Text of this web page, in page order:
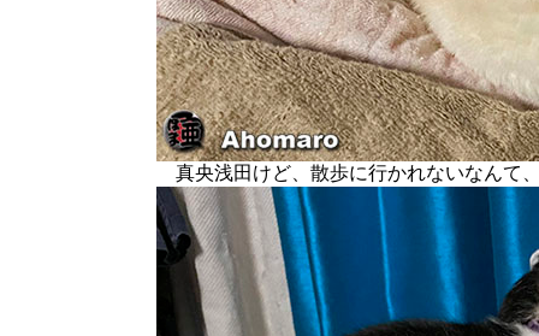
真央浅田けど、散歩に行かれないなんて